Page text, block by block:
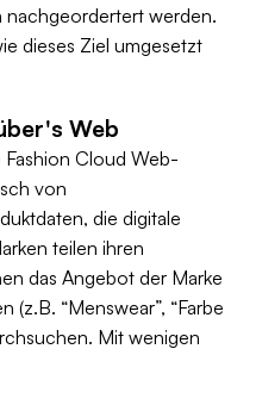
nachgeordertert werden.
dieses Ziel umgesetzt
Web
Cloud Web-
von
die digitale
teilen ihren
das Angebot der Marke
“Menswear”, “Farbe
Mit wenigen